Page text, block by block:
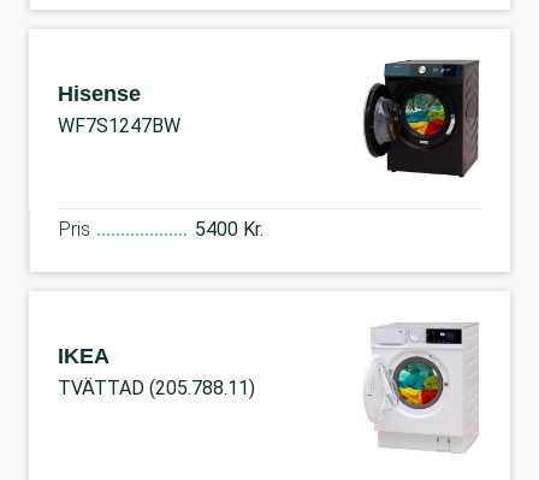
Hisense
WF7S1247BW
Pris 5400 Kr.
IKEA
TVÄTTAD (205.788.11)